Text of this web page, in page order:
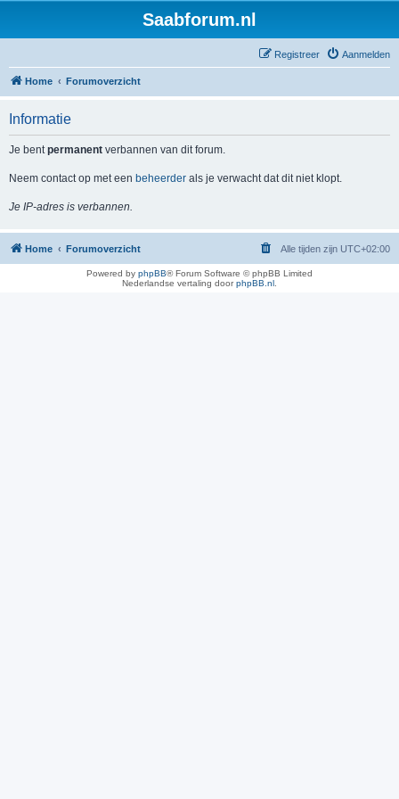
Saabforum.nl
Aanmelden
Registreer
Home Forumoverzicht
Informatie
Je bentpermanent verbannen van dit forum.
Neem contact op met een beheerder als je verwacht dat dit niet klopt.
Je IP-adres is verbannen.
Home Forumoverzicht Alle tijden zijn UTC+02:00
Powered by phpBB® Forum Software © phpBB Limited
Nederlandse vertaling doorphpBB.nl